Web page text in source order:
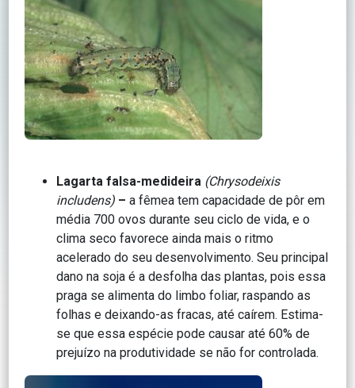
Lagarta falsa-medideira (Chrysodeixis
includens) –a fêmea tem capacidade de pôr em
média 700 ovos durante seu ciclo de vida, e o
clima seco favorece ainda mais o ritmo
acelerado do seu desenvolvimento. Seu principal
dano na soja é a desfolha das plantas, pois essa
praga se alimenta do limbo foliar, raspando as
folhas e deixando-as fracas, até caírem. Estima-
se que essa espécie pode causar até 60% de
prejuízo na produtividade se não for controlada.